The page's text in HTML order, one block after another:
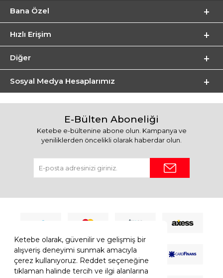
Ketebe olarak, güvenilir ve gelişmiş bir
alışveriş deneyimi sunmak amacıyla
çerez kullanıyoruz. Reddet seçeneğine
tıklaman halinde tercih ve ilgi alanlarına
Bana Özel
Hızlı Erişim
Diğer
Sosyal Medya Hesaplarımız
E-Bülten Aboneliği
Ketebe e-bültenine abone olun. Kampanya ve
yeniliklerden öncelikli olarak haberdar olun.